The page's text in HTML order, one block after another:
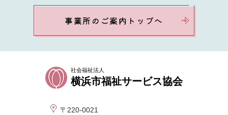
事業所のご案内トップへ
社会福祉法人
横浜市福祉サービス協会
〒220-0021